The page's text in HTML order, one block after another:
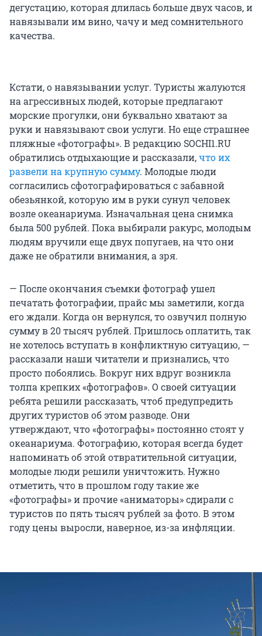
дегустацию, которая длилась больше двух часов, и
навязывали им вино, чачу и мед сомнительного
качества.
Кстати, о навязывании услуг. Туристы жалуются
на агрессивных людей, которые предлагают
морские прогулки, они буквально хватают за
руки и навязывают свои услуги. Но еще страшнее
пляжные «фотографы». В редакцию SOCHI1.RU
обратились отдыхающие и рассказали,что их
развели на крупную сумму. Молодые люди
согласились сфотографироваться с забавной
обезьянкой, которую им в руки сунул человек
возле океанариума. Изначальная цена снимка
была 500 рублей. Пока выбирали ракурс, молодым
людям вручили еще двух попугаев, на что они
даже не обратили внимания, а зря.
— После окончания съемки фотограф ушел
печатать фотографии, прайс мы заметили, когда
его ждали. Когда он вернулся, то озвучил полную
сумму в 20 тысяч рублей. Пришлось оплатить, так
не хотелось вступать в конфликтную ситуацию, —
рассказали наши читатели и признались, что
просто побоялись. Вокруг них вдруг возникла
толпа крепких «фотографов». О своей ситуации
ребята решили рассказать, чтоб предупредить
других туристов об этом разводе. Они
утверждают, что «фотографы» постоянно стоят у
океанариума. Фотографию, которая всегда будет
напоминать об этой отвратительной ситуации,
молодые люди решили уничтожить. Нужно
отметить, что в прошлом году такие же
«фотографы» и прочие «аниматоры» сдирали с
туристов по пять тысяч рублей за фото. В этом
году цены выросли, наверное, из-за инфляции.